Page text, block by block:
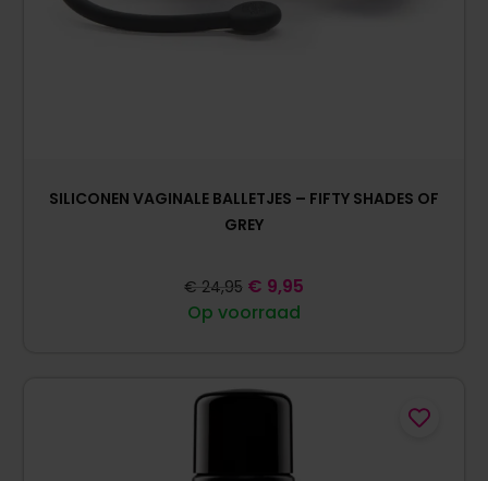
SILICONEN VAGINALE BALLETJES – FIFTY SHADES OF
GREY
Op voorraad
€ 24,95 € 9,95